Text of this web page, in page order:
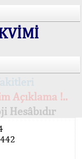
Açıklama !..
Hesâbıdır